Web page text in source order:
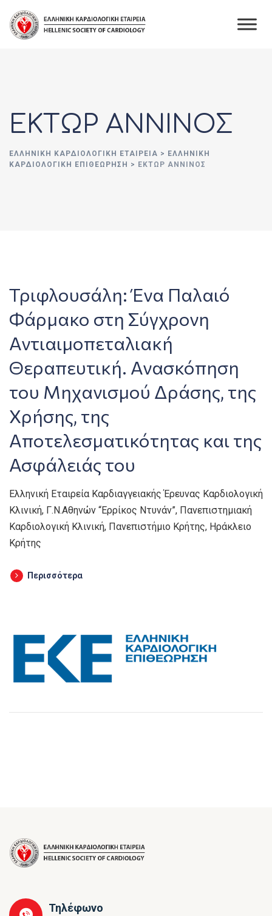
content
ΕΚΤΩΡ ΑΝΝΙΝΟΣ
ΕΛΛΗΝΙΚΉ ΚΑΡΔΙΟΛΟΓΙΚΉ ΕΤΑΙΡΕΊΑ > ΕΛΛΗΝΙΚΗ
ΚΑΡΔΙΟΛΟΓΙΚΗ ΕΠΙΘΕΩΡΗΣΗ > ΕΚΤΩΡ ΑΝΝΙΝΟΣ
Τριφλουσάλη: Ένα Παλαιό
Φάρμακο στη Σύγχρονη
Αντιαιμοπεταλιακή
Θεραπευτική. Ανασκόπηση
του Μηχανισμού Δράσης, της
Χρήσης, της
Αποτελεσματικότητας και της
Ασφάλειάς του
Ελληνική Εταιρεία Καρδιαγγειακής Έρευνας Καρδιολογική
Κλινική, Γ.Ν.Αθηνών “Ερρίκος Ντυνάν”, Πανεπιστημιακή
Καρδιολογική Κλινική, Πανεπιστήμιο Κρήτης, Ηράκλειο
Κρήτης
Περισσότερα
Τηλέφωνο